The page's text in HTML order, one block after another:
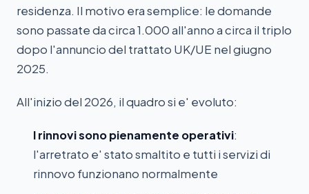
residenza. Il motivo era semplice: le domande
sono passate da circa 1.000 all'anno a circa il triplo
dopo l'annuncio del trattato UK/UE nel giugno
2025.
All'inizio del 2026, il quadro si e' evoluto:
I rinnovi sono pienamente operativi:
l'arretrato e' stato smaltito e tutti i servizi di
rinnovo funzionano normalmente